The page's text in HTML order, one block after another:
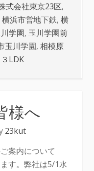
式会社東京23区,
横浜市営地下鉄, 横
学園, 玉川学園前
玉川学園, 相模原
３LDK
様へ
23kut
案内について
す。弊社は5/1水